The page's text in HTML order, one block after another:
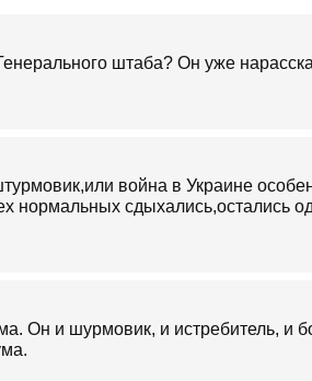
штаба? Он уже
война в Украине
нормальных сдыхались,остались
Он и шурмовик, и истребитель, и